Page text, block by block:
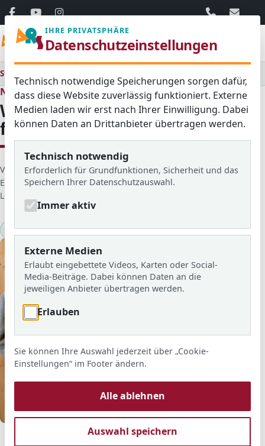
06103 / 30
Startseite
Neues aus dem Schulleben
Weihnachtsbasteln für die
fünften Klassen
D
e
t
i
l
Veröffentlicht von: Mathilda Seehafer
Erstellt am: 08. Dezember 2025
Letzte Aktualisierung: 01. August 2026
2025/26 Schulsozialarbeit
© ARS
Weihnachtsbasteln der fünften Klassen mit Frau Gütlich.
IHRE PRIVATSPHÄRE
Datenschutzeinstellungen
Technisch notwendige Speicherungen sorgen dafür,
dass diese Website zuverlässig funktioniert. Externe
Medien laden wir erst nach Ihrer Einwilligung. Dabei
können Daten an Drittanbieter übertragen werden.
Technisch notwendig
Erforderlich für Grundfunktionen, Sicherheit und das
Speichern Ihrer Datenschutzauswahl.
Immer aktiv
Externe Medien
Erlaubt eingebettete Videos, Karten oder Social-
Media-Beiträge. Dabei können Daten an die
jeweiligen Anbieter übertragen werden.
Erlauben
Sie können Ihre Auswahl jederzeit über „Cookie-
Einstellungen“ im Footer ändern.
Alle ablehnen
Auswahl speichern